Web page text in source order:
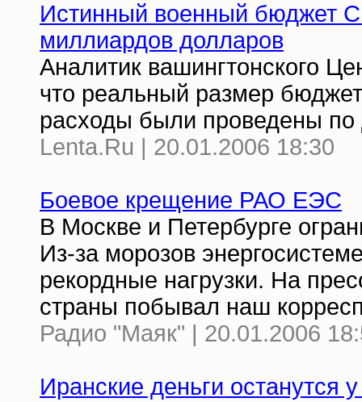
Истинный военный бюджет
миллиардов долларов
Аналитик вашингтонского
что реальный размер
расходы были проведены по
Lenta.Ru | 20.01.2006 18:30
Боевое крещение РАО ЕЭС
В Москве и Петербурге
Из-за морозов
рекордные нагрузки. На
страны побывал наш
Радио "Маяк" | 20.01.2006
Иранские деньги останутся